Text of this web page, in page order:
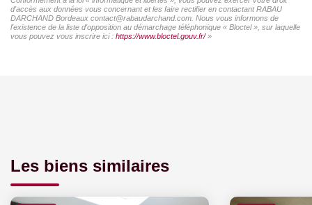
d'accès aux données vous concernant et les faire rectifier en contactant RABAU
DARCHAND Bordeaux contact@rabaudarchand.com. Nous vous informons de
l'existence de la liste d'opposition au démarchage téléphonique « Bloctel », sur laquelle
vous pouvez vous inscrire ici : https://www.bloctel.gouv.fr/»
Les biens similaires